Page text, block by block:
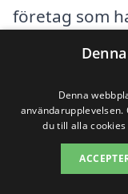
företag som
Här är några
Bullmark där
takläggare:
Denna
du till alla